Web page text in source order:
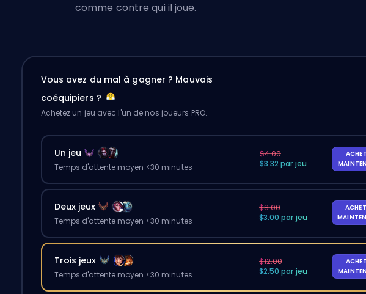
comme contre qui il joue.
Vous avez du mal à gagner ? Mauvais
coéquipiers ?
Achetez un jeu avec l'un de nos joueurs PRO.
Un jeu
Temps d'attente moyen <30 minutes
$4.00
$3.32 par jeu
Deux jeux
Temps d'attente moyen <30 minutes
$8.00
$3.00 par jeu
Trois jeux
Temps d'attente moyen <30 minutes
$12.00
$2.50 par jeu